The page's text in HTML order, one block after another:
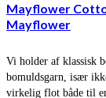
Mayflower
Mayflower
Vi holder af klassisk
bomuldsgarn, især
virkelig flot både til